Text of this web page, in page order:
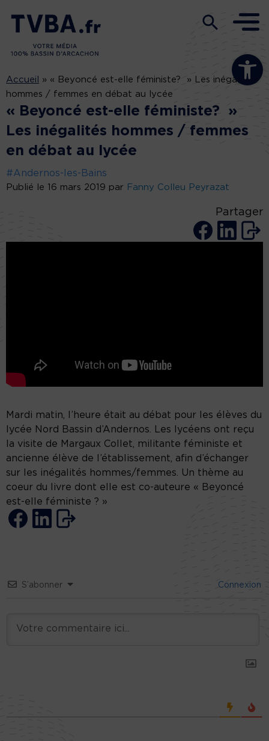
Ouvrir la
Accueil » « Beyoncé est-elle féministe? » Les inégalités
hommes / femmes en débat au lycée
« Beyoncé est-elle féministe? »
Les inégalités hommes / femmes
en débat au lycée
#Andernos-les-Bains
Publié le 16 mars 2019 par Fanny Colleu Peyrazat
Partager
Mardi matin, l’heure était au débat pour les élèves du
lycée Nord Bassin d’Andernos. Les lycéens ont reçu
la visite de Margaux Collet, militante féministe et
ancienne élève de l’établissement, afin d’échanger
sur les inégalités hommes/femmes. Un thème au
coeur du livre dont elle est co-auteure « Beyoncé
est-elle féministe ? »
S’abonner Connexion